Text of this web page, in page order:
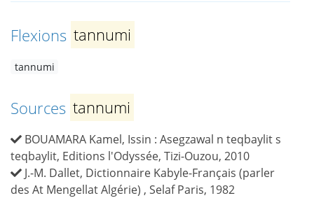
Flexions tannumi
tannumi
Sources tannumi
BOUAMARA Kamel, Issin : Asegzawal n teqbaylit s
teqbaylit, Editions l'Odyssée, Tizi-Ouzou, 2010
J.-M. Dallet, Dictionnaire Kabyle-Français (parler
des At Mengellat Algérie) , Selaf Paris, 1982